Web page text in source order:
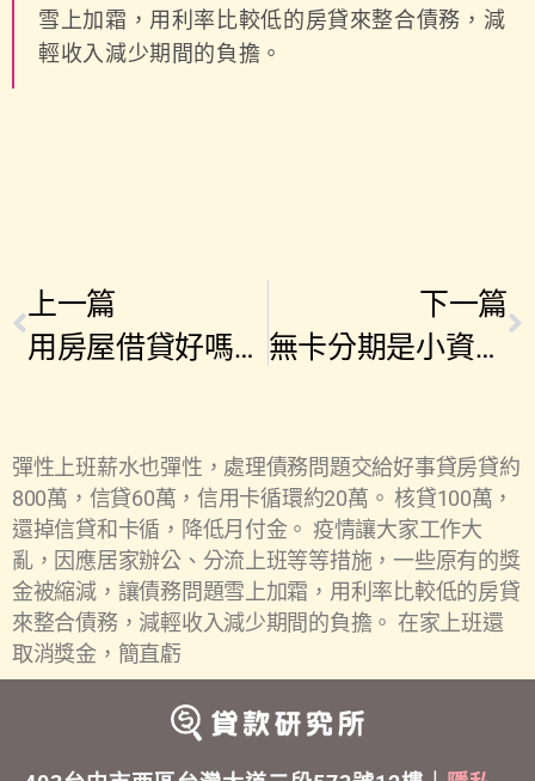
雪上加霜，用利率比較低的房貸來整合債務，減
輕收入減少期間的負擔。
上一篇
用房屋借貸好嗎？房屋增貸辦不過怎麼辦？
下一篇
無卡分期是小資族救星？當心高利率的陷阱
彈性上班薪水也彈性，處理債務問題交給好事貸房貸約
800萬，信貸60萬，信用卡循環約20萬。 核貸100萬，
還掉信貸和卡循，降低月付金。 疫情讓大家工作大
亂，因應居家辦公、分流上班等等措施，一些原有的獎
金被縮減，讓債務問題雪上加霜，用利率比較低的房貸
來整合債務，減輕收入減少期間的負擔。 在家上班還
取消獎金，簡直虧